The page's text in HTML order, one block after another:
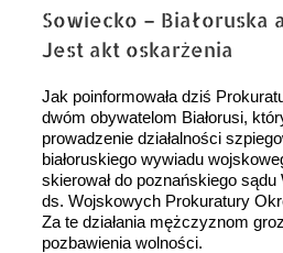
Sowiecko – Białoruska
Jest akt oskarżenia
Jak poinformowała dziś
dwóm obywatelom Białorusi,
prowadzenie działalności
białoruskiego wywiadu
skierował do poznańskiego sądu
ds. Wojskowych Prokuratury
Za te działania mężczyznom
pozbawienia wolności.